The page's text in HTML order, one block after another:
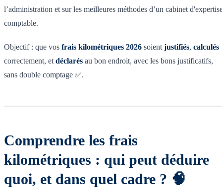
l’administration et sur les meilleures méthodes d’un cabinet
comptable.
Objectif : que vos frais kilométriques 2026 soient justifiés, calculés
correctement, et déclarés au bon endroit, avec les bons justificatifs,
sans double comptage ✅.
Comprendre les frais
kilométriques : qui peut déduire
quoi, et dans quel cadre ? 🧠